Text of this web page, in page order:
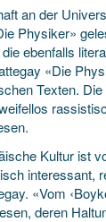
an der
Physiker»
ebenfalls
«Die
Texten.
Kultur ist
interessant,
«Vom
deren